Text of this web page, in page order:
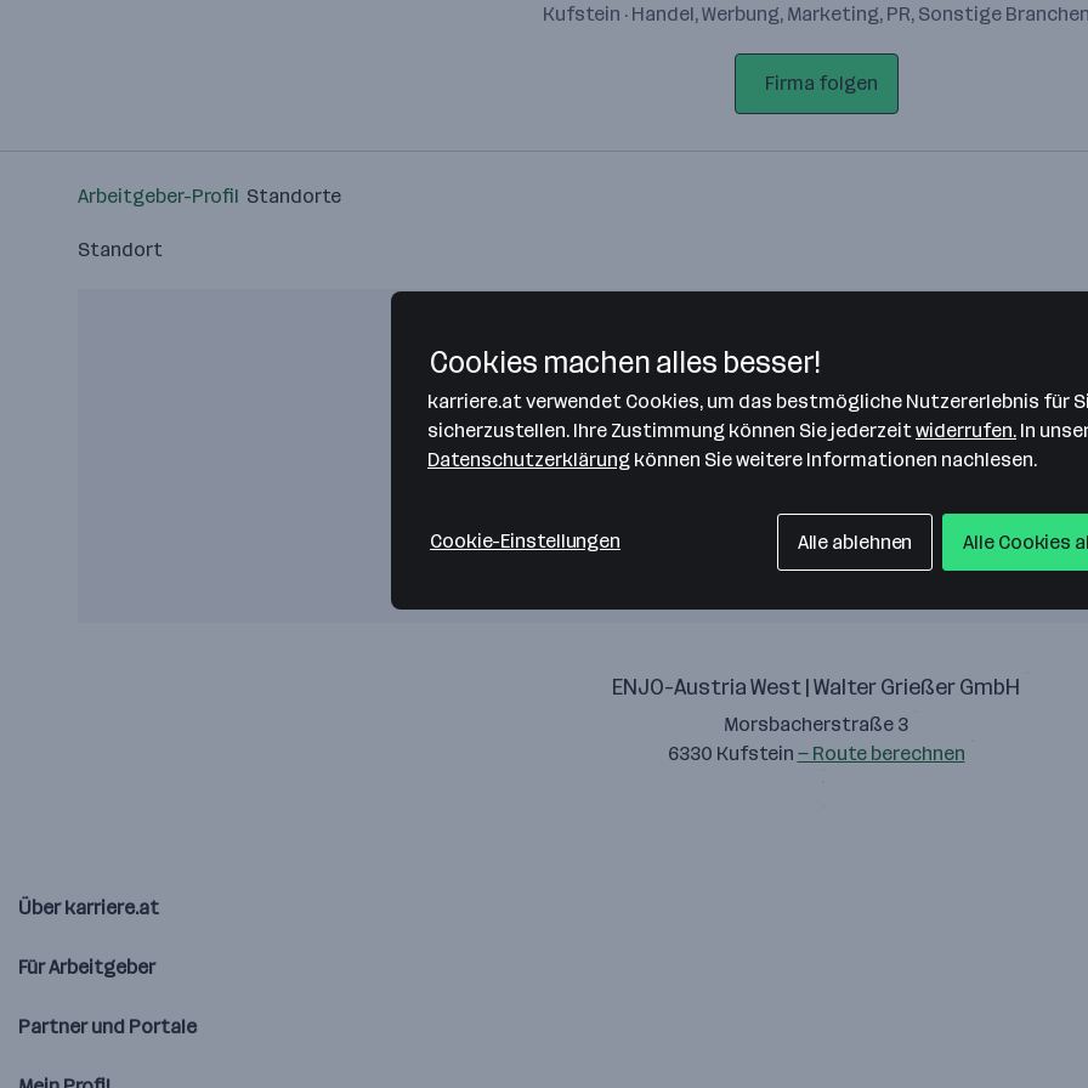
Kufstein · Handel, Werbung, Marketing, PR, Sonstige Branchen
Firma folgen
Arbeitgeber-Profil Standorte
Standort
Bitte stimme unseren Cookie-
Richtlinien zu, um diese Karte
anzuzeigen.
Zustimmung geben
ENJO-Austria West | Walter Grießer GmbH
Morsbacherstraße 3
6330 Kufstein — Route berechnen
Über karriere.at
Für Arbeitgeber
Partner und Portale
Cookies machen alles besser!
karriere.at verwendet Cookies, um das bestmögliche Nutzererlebnis für
sicherzustellen. Ihre Zustimmung können Sie jederzeit widerrufen. In
Datenschutzerklärung können Sie weitere Informationen nachlesen.
Cookie-Einstellungen Alle ablehnen Alle Cookies